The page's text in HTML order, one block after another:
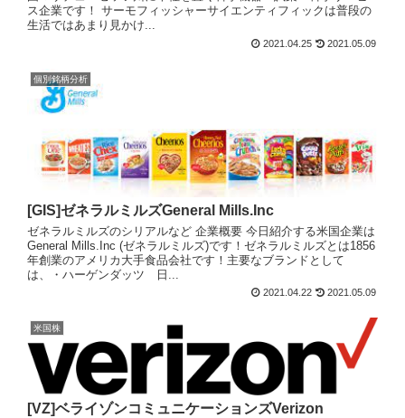
ス企業です！ サーモフィッシャーサイエンティフィックは普段の
生活ではあまり見かけ...
2021.04.25 2021.05.09
個別銘柄分析
[GIS]ゼネラルミルズGeneral Mills.Inc
ゼネラルミルズのシリアルなど 企業概要 今日紹介する米国企業は
General Mills.Inc (ゼネラルミルズ)です！ゼネラルミルズとは1856
年創業のアメリカ大手食品会社です！主要なブランドとして
は、・ハーゲンダッツ 日...
2021.04.22 2021.05.09
米国株
[VZ]ベライゾンコミュニケーションズVerizon